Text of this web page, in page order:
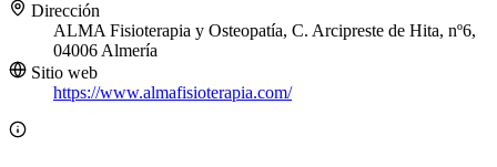
Dirección
ALMA Fisioterapia y Osteopatía, C. Arcipreste de Hita, nº6,
04006 Almería
Sitio web
https://www.almafisioterapia.com/